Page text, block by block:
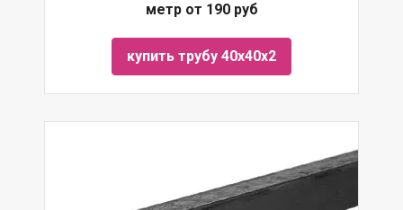
метр от 190 руб
купить трубу 40х40х2